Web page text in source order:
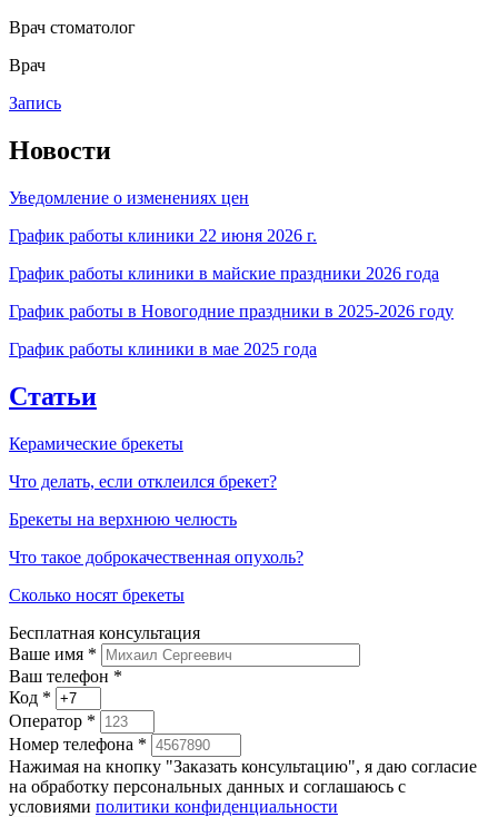
Врач стоматолог
Врач
Запись
Новости
Уведомление о изменениях цен
График работы клиники 22 июня 2026 г.
График работы клиники в майские праздники 2026 года
График работы в Новогодние праздники в 2025-2026 году
График работы клиники в мае 2025 года
Статьи
Керамические брекеты
Что делать, если отклеился брекет?
Брекеты на верхнюю челюсть
Что такое доброкачественная опухоль?
Сколько носят брекеты
Бесплатная консультация
Ваше имя *
Ваш телефон *
Код *
Оператор *
Номер телефона *
Нажимая на кнопку "Заказать консультацию", я даю согласие
на обработку персональных данных и соглашаюсь c
условиями политики конфиденциальности